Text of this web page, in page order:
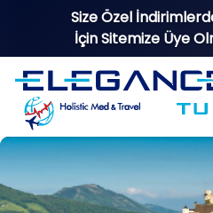
Size Özel
İçin Sitemize Üye